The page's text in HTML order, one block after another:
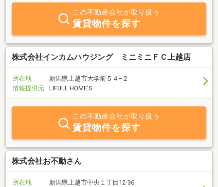
豊富な人財が揃っています。些細なことであってもぜひお気軽に担
当スタッフにご相談ください。お客様第一主義を心掛け「信頼され
る企業」を目指してまいります。
この不動産会社が取り扱う
賃貸物件を探す
株式会社インカムハウジング ミニミニＦＣ上越店
所在地
新潟県上越市大学前５４−２
情報提供元
LIFULL HOME'S
この不動産会社が取り扱う
賃貸物件を探す
株式会社お不動さん
所在地
新潟県上越市中央１丁目12-36